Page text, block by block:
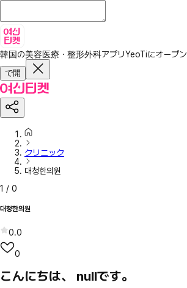
韓国の美容医療・整形外科アプリYeoTiにオープン
で開
クリニック
대청한의원
1 / 0
대청한의원
0.0
0
こんにちは、 nullです。